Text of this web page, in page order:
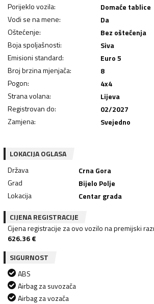
Porijeklo vozila:
Domaće tablice
Vodi se na mene:
Da
Oštećenje:
Bez oštećenja
Boja spoljašnosti:
Siva
Emisioni standard:
Euro 5
Broj brzina mjenjača:
8
Pogon:
4x4
Strana volana:
Lijeva
Registrovan do:
02/2027
Zamjena: Svejedno
LOKACIJA OGLASA
Država
Crna Gora
Grad
Bijelo Polje
Lokacija
Centar grada
CIJENA REGISTRACIJE
Cijena registracije za ovo vozilo na premijski
626.36€
SIGURNOST
ABS
Airbag za suvozača
Airbag za vozača